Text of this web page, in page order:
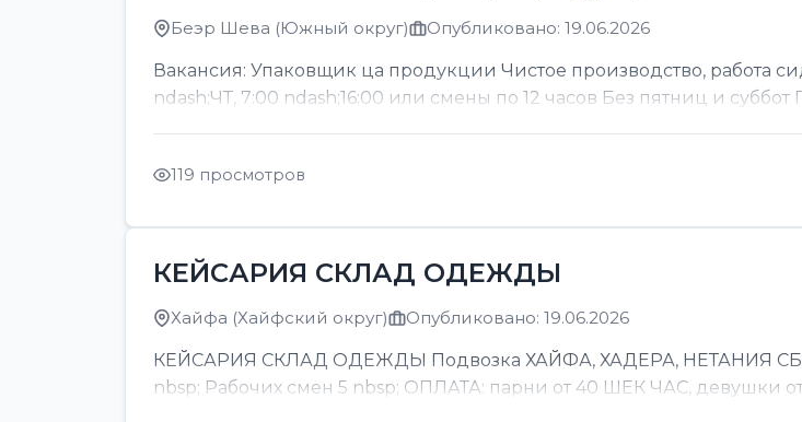
Беэр Шева (Южный округ) Опубликовано: 19.06.2026
Вакансия: Упаковщик ца продукции Чистое производство, работа
ndash;ЧТ, 7:00 ndash;16:00 или смены по 12 часов Без пятниц и
119 просмотров
КЕЙСАРИЯ СКЛАД ОДЕЖДЫ
Хайфа (Хайфский округ) Опубликовано: 19.06.2026
КЕЙСАРИЯ СКЛАД ОДЕЖДЫ Подвозка ХАЙФА, ХАДЕРА, НЕТАНИЯ
nbsp; Рабочих смен 5 nbsp; ОПЛАТА: парни от 40 ШЕК ЧАС, девушки